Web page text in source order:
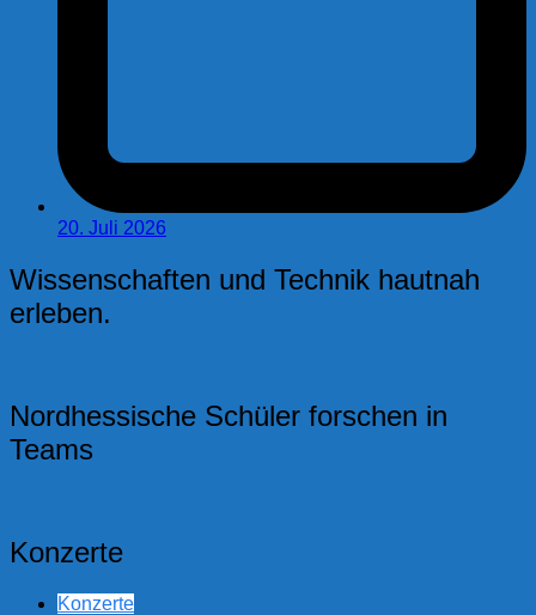
20. Juli 2026
Wissenschaften und Technik hautnah
erleben.
Nordhessische Schüler forschen in
Teams
Konzerte
Konzerte